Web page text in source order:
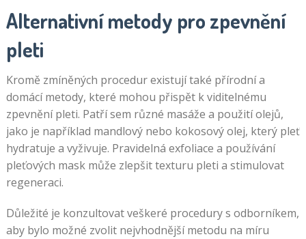
Alternativní metody pro zpevnění
pleti
Kromě zmíněných procedur existují také přírodní a
domácí metody, které mohou přispět k viditelnému
zpevnění pleti. Patří sem různé masáže a použití olejů,
jako je například mandlový nebo kokosový olej, který pleť
hydratuje a vyživuje. Pravidelná exfoliace a používání
pleťových mask může zlepšit texturu pleti a stimulovat
regeneraci.
Důležité je konzultovat veškeré procedury s odborníkem,
aby bylo možné zvolit nejvhodnější metodu na míru